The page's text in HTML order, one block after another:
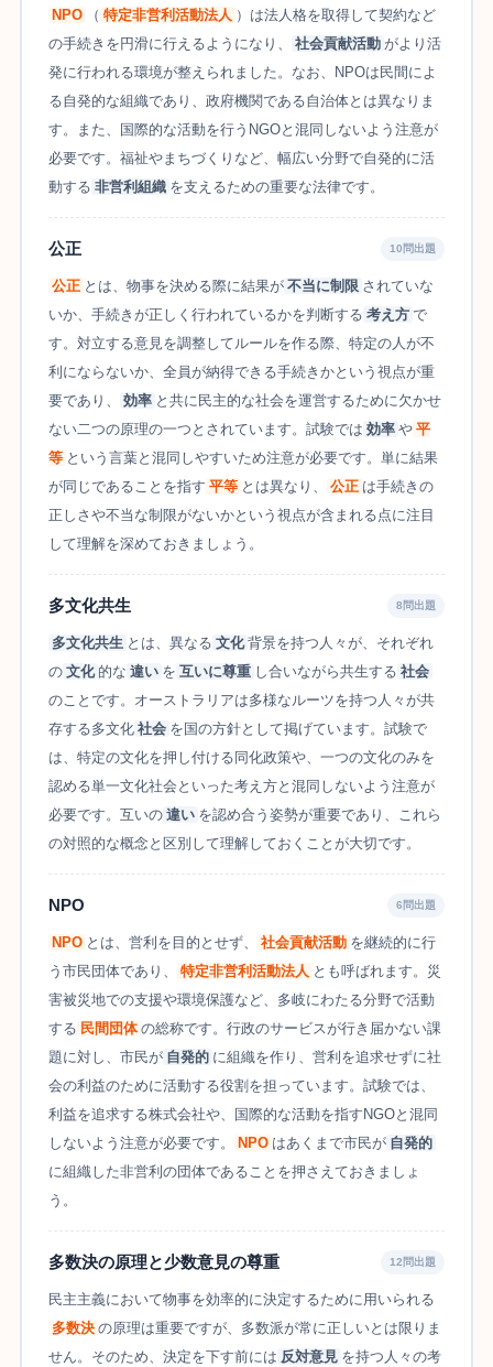
NPO （ 特定非営利活動法人 ）は法人格を取得して契約など
の手続きを円滑に行えるようになり、
社会貢献活動 がより活
発に行われる環境が整えられました。なお、NPOは民間によ
る自発的な組織であり、政府機関である自治体とは異なりま
す。また、国際的な活動を行うNGOと混同しないよう注意が
必要です。福祉やまちづくりなど、幅広い分野で自発的に活
動する 非営利組織 を支えるための重要な法律です。
公正 10問出題
公正 とは、物事を決める際に結果が 不当に制限 されていな
いか、手続きが正しく行われているかを判断する 考え方 で
す。対立する意見を調整してルールを作る際、特定の人が不
利にならないか、全員が納得できる手続きかという視点が重
要であり、
効率 と共に民主的な社会を運営するために欠かせ
ない二つの原理の一つとされています。試験では 効率 や 平
等 という言葉と混同しやすいため注意が必要です。単に結果
が同じであることを指す 平等 とは異なり、 公正 は手続きの
正しさや不当な制限がないかという視点が含まれる点に注目
して理解を深めておきましょう。
多文化共生 8問出題
多文化共生 とは、異なる 文化 背景を持つ人々が、それぞれ
の 文化 的な 違い を 互いに尊重 し合いながら共生する 社会
のことです。オーストラリアは多様なルーツを持つ人々が共
存する多文化 社会 を国の方針として掲げています。試験で
は、特定の文化を押し付ける同化政策や、一つの文化のみを
認める単一文化社会といった考え方と混同しないよう注意が
必要です。互いの 違い を認め合う姿勢が重要であり、これら
の対照的な概念と区別して理解しておくことが大切です。
NPO 6問出題
NPO とは、営利を目的とせず、 社会貢献活動 を継続的に行
う市民団体であり、
特定非営利活動法人 とも呼ばれます。災
害被災地での支援や環境保護など、多岐にわたる分野で活動
する 民間団体 の総称です。行政のサービスが行き届かない課
題に対し、市民が 自発的 に組織を作り、営利を追求せずに社
会の利益のために活動する役割を担っています。試験では、
利益を追求する株式会社や、国際的な活動を指すNGOと混同
しないよう注意が必要です。
NPO はあくまで市民が 自発的
に組織した非営利の団体であることを押さえておきましょ
う。
多数決の原理と少数意見の尊重 12問出題
民主主義において物事を効率的に決定するために用いられる
多数決 の原理は重要ですが、多数派が常に正しいとは限りま
せん。そのため、決定を下す前には 反対意見 を持つ人々の考